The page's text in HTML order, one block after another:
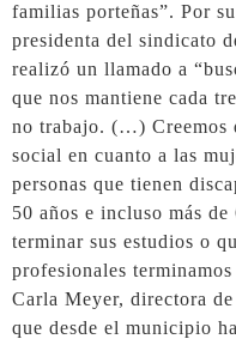
familias porteñas”. Por
presidenta del sindicato
realizó un llamado a
que nos mantiene cada
no trabajo. (…) Creemos
social en cuanto a las
personas que tienen
50 años e incluso más
terminar sus estudios o
profesionales
Carla Meyer, directora
que desde el municipio